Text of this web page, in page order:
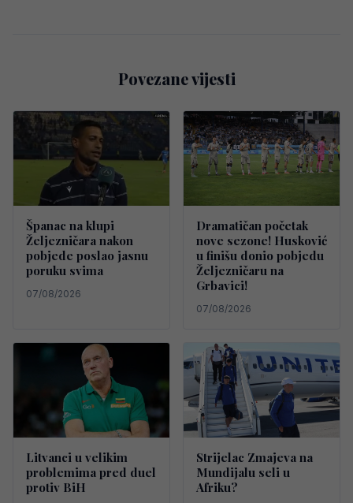
Povezane vijesti
Španac na klupi
Željezničara nakon
pobjede poslao jasnu
poruku svima
07/08/2026
Dramatičan početak
nove sezone! Husković
u finišu donio pobjedu
Željezničaru na
Grbavici!
07/08/2026
Litvanci u velikim
problemima pred duel
protiv BiH
Strijelac Zmajeva na
Mundijalu seli u
Afriku?